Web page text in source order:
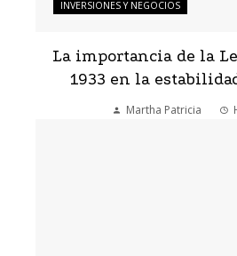
INVERSIONES Y NEGOCIOS
La importancia de la
1933 en la
Martha Patricia